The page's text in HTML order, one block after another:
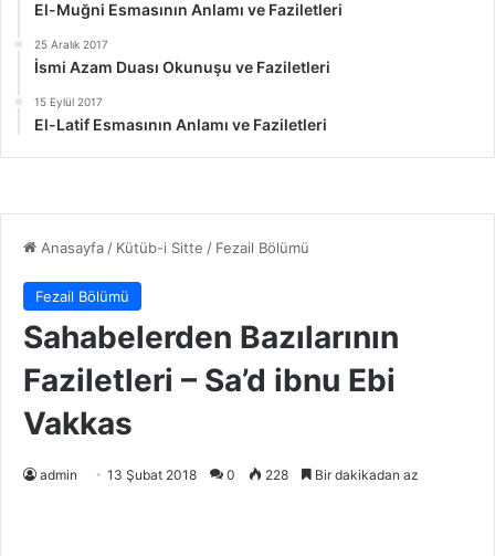
El-Muğni Esmasının Anlamı ve Faziletleri
25 Aralık 2017
İsmi Azam Duası Okunuşu ve Faziletleri
15 Eylül 2017
El-Latif Esmasının Anlamı ve Faziletleri